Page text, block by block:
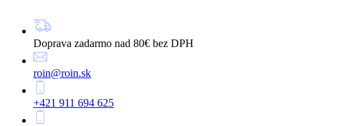
Doprava zadarmo nad 80€ bez DPH
roin@roin.sk
+421 911 694 625